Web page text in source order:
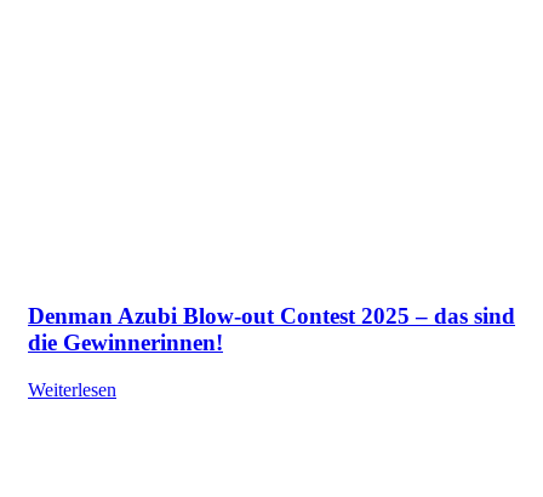
Denman Azubi Blow-out Contest 2025 – das sind
die Gewinnerinnen!
Weiterlesen